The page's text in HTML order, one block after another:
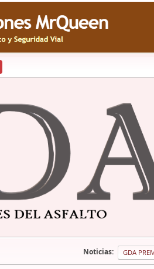
Noticias: GDA